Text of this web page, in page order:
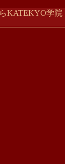
KATEKYO学院